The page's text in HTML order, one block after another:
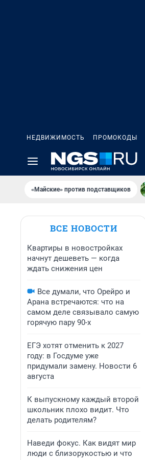
НЕДВИЖИМОСТЬ ПРОМОКОДЫ
«Майские» против подставщиков
ВСЕ НОВОСТИ
Квартиры в новостройках
начнут дешеветь — когда
ждать снижения цен
Все думали, что Орейро и
Арана встречаются: что на
самом деле связывало самую
горячую пару 90-х
ЕГЭ хотят отменить к 2027
году: в Госдуме уже
придумали замену. Новости 6
августа
К выпускному каждый второй
школьник плохо видит. Что
делать родителям?
Наведи фокус. Как видят мир
люди с близорукостью и что